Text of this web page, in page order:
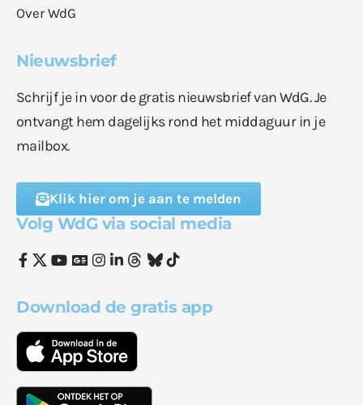
Over WdG
Nieuwsbrief
Schrijf je in voor de gratis nieuwsbrief van WdG. Je
ontvangt hem dagelijks rond het middaguur in je
mailbox.
Klik hier om je aan te melden
Volg WdG via social media
Download de gratis app